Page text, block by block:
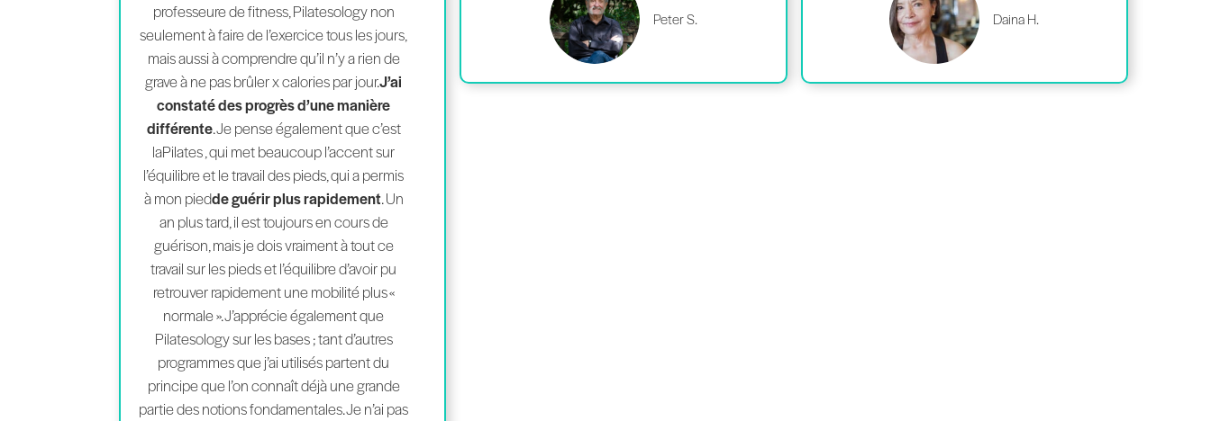
professeure de fitness, Pilatesology non
seulement à faire de l’exercice tous les jours,
mais aussi à comprendre qu’il n’y a rien de
grave à ne pas brûler x calories par jour.J’ai
constaté des progrès d’une manière
différente. Je pense également que c’est
laPilates , qui met beaucoup l’accent sur
l’équilibre et le travail des pieds, qui a permis
à mon piedde guérir plus rapidement. Un
an plus tard, il est toujours en cours de
guérison, mais je dois vraiment à tout ce
travail sur les pieds et l’équilibre d’avoir pu
retrouver rapidement une mobilité plus «
normale ». J’apprécie également que
Pilatesology sur les bases ; tant d’autres
programmes que j’ai utilisés partent du
principe que l’on connaît déjà une grande
partie des notions fondamentales. Je n’ai pas
Peter S. Daina H.